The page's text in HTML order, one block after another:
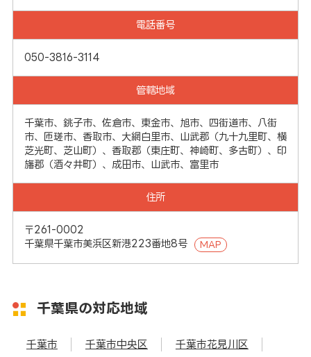
電話番号
050-3816-3114
管轄地域
千葉市、銚子市、佐倉市、東金市、旭市、四街道市、八街
市、匝瑳市、香取市、大網白里市、山武郡（九十九里町、横
芝光町、芝山町）、香取郡（東庄町、神崎町、多古町）、印
旛郡（酒々井町）、成田市、山武市、富里市
住所
〒261-0002
千葉県千葉市美浜区新港223番地8号
MAP
千葉県の対応地域
千葉市 千葉市中央区 千葉市花見川区